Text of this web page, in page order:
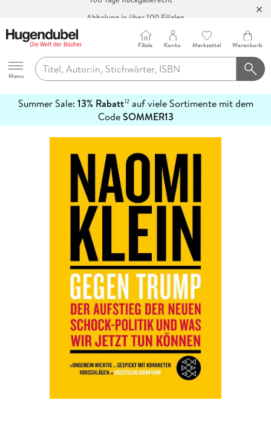
Hugendubel
Menu
Filiale Konto Merkzettel Warenkorb
Summer Sale: 13% Rabatt12auf viele Sortimente mit dem
CodeSOMMER13
erfahren